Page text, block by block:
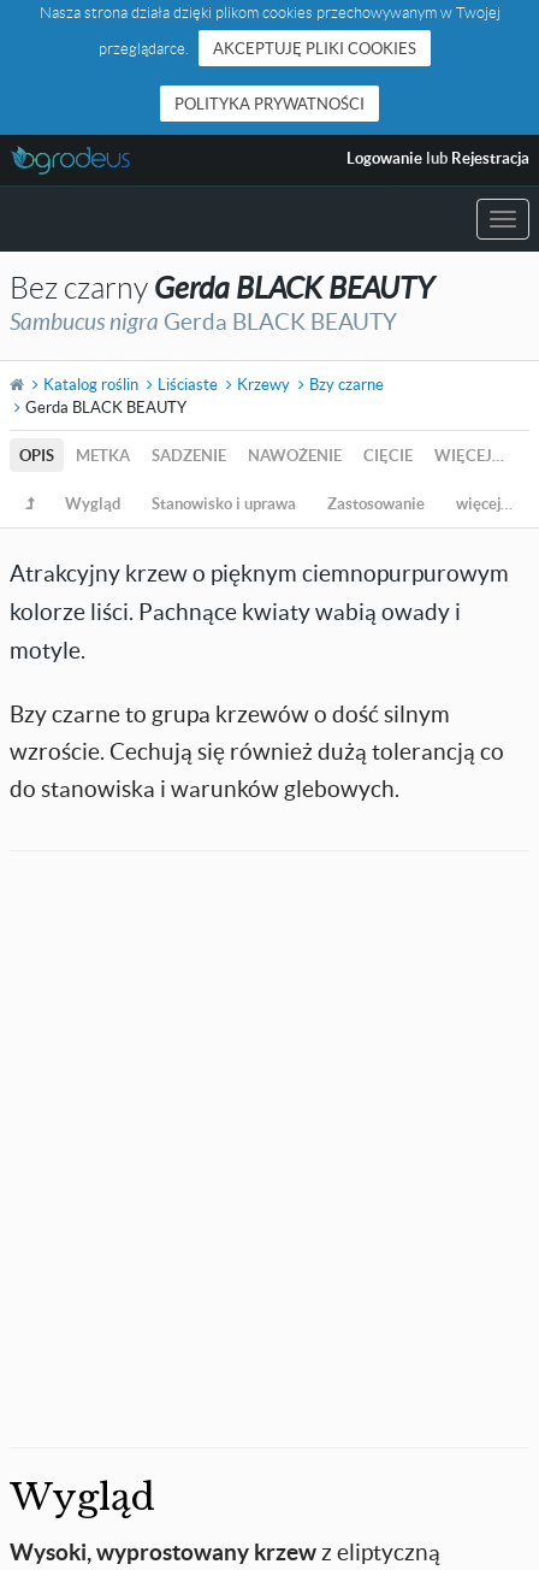
Nasza strona działa dzięki plikom cookies przechowywanym w Twojej
przeglądarce.
AKCEPTUJĘ PLIKI COOKIES
POLITYKA PRYWATNOŚCI
Logowanie lub Rejestracja
Bez czarny Gerda BLACK BEAUTY
Sambucus nigra Gerda BLACK BEAUTY
Katalog roślin Liściaste Krzewy
Bzy czarne
Gerda BLACK BEAUTY
OPIS METKA SADZENIE NAWOŻENIE CIĘCIE WIĘCEJ…
Wygląd Stanowisko i uprawa Zastosowanie więcej…
Atrakcyjny krzew o pięknym ciemnopurpurowym
kolorze liści. Pachnące kwiaty wabią owady i
motyle.
Bzy czarne to grupa krzewów o dość silnym
wzroście. Cechują się również dużą tolerancją co
do stanowiska i warunków glebowych.
Wygląd
Wysoki, wyprostowany krzew z eliptyczną